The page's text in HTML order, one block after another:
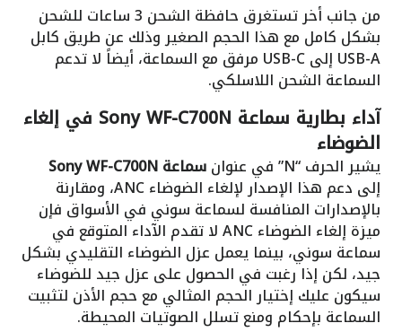
من جانب أخر تستغرق حافظة الشحن 3 ساعات للشحن
بشكل كامل مع هذا الحجم الصغير وذلك عن طريق كابل
USB-A إلى USB-C مرفق مع السماعة، أيضاً لا تدعم
السماعة الشحن اللاسلكي.
آداء بطارية سماعة Sony WF-C700N في إلغاء
الضوضاء
يشير الحرف “N” في عنوان سماعة Sony WF-C700N
إلى دعم هذا الإصدار لإلغاء الضوضاء ANC، ومقارنة
بالإصدارات المنافسة لسماعة سوني في الأسواق فإن
ميزة إلغاء الضوضاء ANC لا تقدم الآداء المتوقع في
سماعة سوني، بينما يعمل عزل الضوضاء التقليدي بشكل
جيد، لكن إذا رغبت في الحصول على عزل جيد للضوضاء
سيكون عليك إختيار الحجم المثالي مع حجم الأذن لتثبيت
السماعة بإحكام ومنع تسلل الصوتيات المحيطة.